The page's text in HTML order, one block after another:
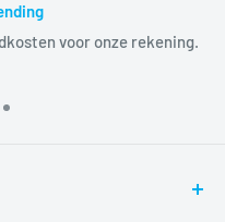
voor onze rekening.